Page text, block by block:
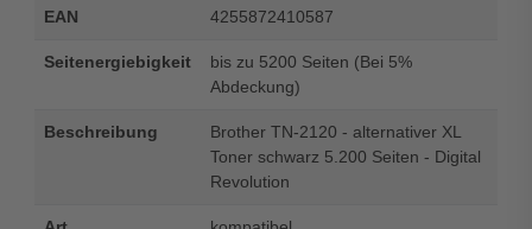
EAN 4255872410587
Seitenergiebigkeit
bis zu 5200 Seiten (Bei 5%
Abdeckung)
Beschreibung
Brother TN-2120 - alternativer XL
Toner schwarz 5.200 Seiten - Digital
Revolution